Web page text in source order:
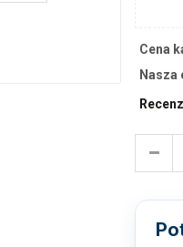
Cena
Nasza